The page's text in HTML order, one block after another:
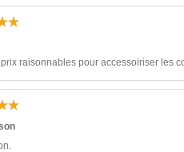
raisonnables pour accessoiriser les